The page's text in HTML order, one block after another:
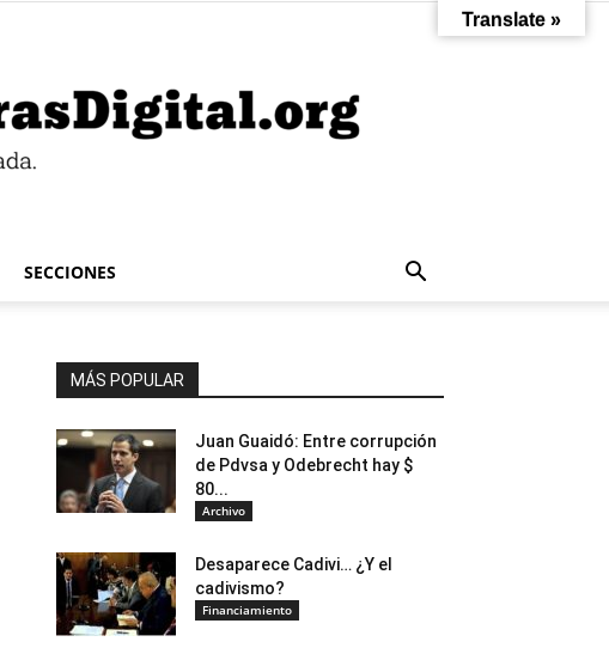
SECCIONES
MÁS POPULAR
Juan Guaidó: Entre corrupción
de Pdvsa y Odebrecht hay $
80...
Archivo
Desaparece Cadivi… ¿Y el
cadivismo?
Financiamiento
Translate »